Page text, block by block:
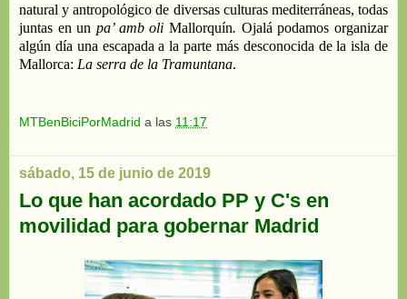
natural y antropológico de diversas culturas mediterráneas, todas
juntas en un pa’ amb oli Mallorquín. Ojalá podamos organizar
algún día una escapada alaparte más desconocida de la isla de
Mallorca: La serra de la Tramuntana.
MTBenBiciPorMadrid a las 11:17
sábado, 15 de junio de 2019
Lo que han acordado PP y C's en
movilidad para gobernar Madrid